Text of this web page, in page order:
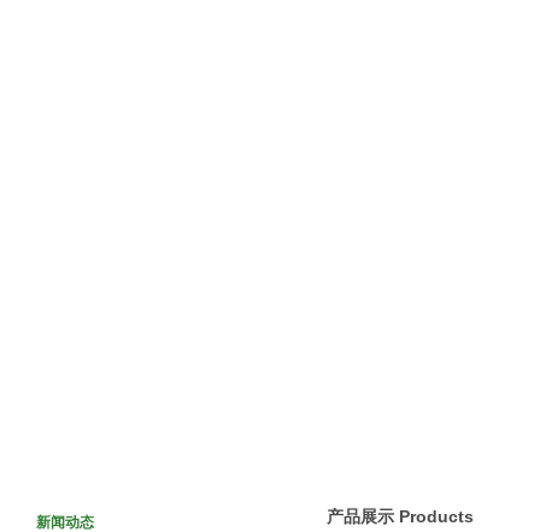
新闻动态
产品展示 Products